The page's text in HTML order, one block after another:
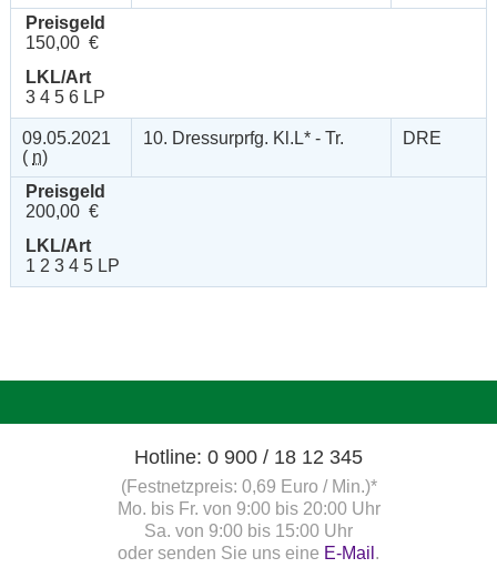
Preisgeld
150,00 €
LKL/Art
3 4 5 6 LP
09.05.2021
( n)
10. Dressurprfg. Kl.L* - Tr. DRE
Preisgeld
200,00 €
LKL/Art
1 2 3 4 5 LP
Hotline: 0 900 / 18 12 345
(Festnetzpreis: 0,69 Euro / Min.)*
Mo. bis Fr. von 9:00 bis 20:00 Uhr
Sa. von 9:00 bis 15:00 Uhr
oder senden Sie uns eine E-Mail .